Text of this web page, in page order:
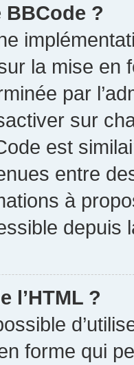
BBCode ?
la mise en
par
sur
est
entre
à
depuis
l’HTML ?
forme qui